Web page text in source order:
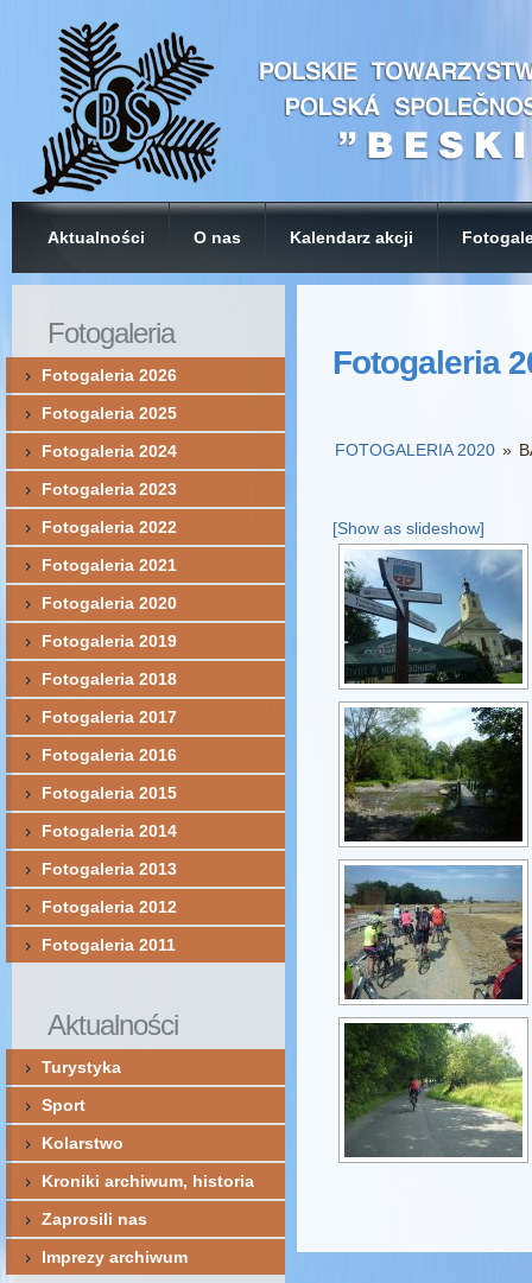
Aktualności O nas Kalendarz akcji
Fotogaleria
FOTOGALERIA 2020 »
[Show as slideshow]
Fotogaleria
Fotogaleria 2026
Fotogaleria 2025
Fotogaleria 2024
Fotogaleria 2023
Fotogaleria 2022
Fotogaleria 2021
Fotogaleria 2020
Fotogaleria 2019
Fotogaleria 2018
Fotogaleria 2017
Fotogaleria 2016
Fotogaleria 2015
Fotogaleria 2014
Fotogaleria 2013
Fotogaleria 2012
Fotogaleria 2011
Aktualności
Turystyka
Sport
Kolarstwo
Kroniki archiwum, historia
Zaprosili nas
Imprezy archiwum